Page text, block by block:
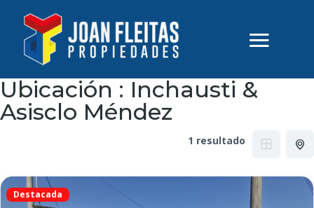
Ubicación : Inchausti &
Asisclo Méndez
1 resultado
Destacada